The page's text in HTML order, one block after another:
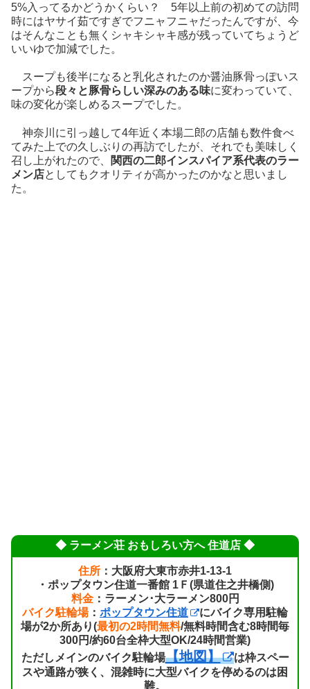
5%入ってるかどうかくらい？ 5年以上前の初めての訪問
時にはヤサイ茹ですぎでフニャフニャだったんですが、今
はそんなことも無くシャキシャキ感が残っていてちょうど
いいゆで加減でした。
スープも後半になると乳化されたのか醤油豚骨っぽいス
ープから段々と豚骨らしい深みのある味に変わっていて、
味の変化が楽しめるスープでした。
神奈川に引っ越して4年近く本場二郎の店舗も数件食べ
てみた上での久しぶりの再訪でしたが、それでも美味しく
召し上がれたので、
関西の二郎インスパイア系代表のラー
メン店としてもクオリティが高かったのかなと思いまし
た。
◆ ラーメン荘 おもしろい方へ 住道店 ◆
住所 ：大阪府大東市赤井1-13-1
・ポップタウン住道一番館 1Ｆ(県道住之井橋側)
料金：ラーメン･大ラーメン800円
バイク駐輪場： ポップタウン住道
にバイク専用駐輪
場が2か所あり(最初の2時間無料/無料時間含む8時間毎
300円/約60台全枠大型OK/24時間営業)
ただしメインのバイク駐輪場【地図】
は枠スペー
スや通路が狭く、混雑時に大型バイクを停めるのは困
難。